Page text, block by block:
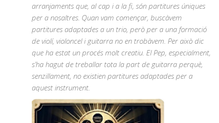
arranjaments que, al cap i a la fi, són partitures úniques
per a nosaltres. Quan vam començar, buscàvem
partitures adaptades a un trio, però per a una formació
de violí, violoncel i guitarra no en trobàvem. Per això dic
que ha estat un procés molt creatiu. El Pep, especialment,
s’ha hagut de treballar tota la part de guitarra perquè,
senzillament, no existien partitures adaptades per a
aquest instrument.